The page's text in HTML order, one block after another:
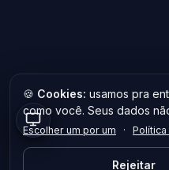
🍪 Cookies: usamos pra
como você. Seus dados
Escolher um por um ·
Rejeitar